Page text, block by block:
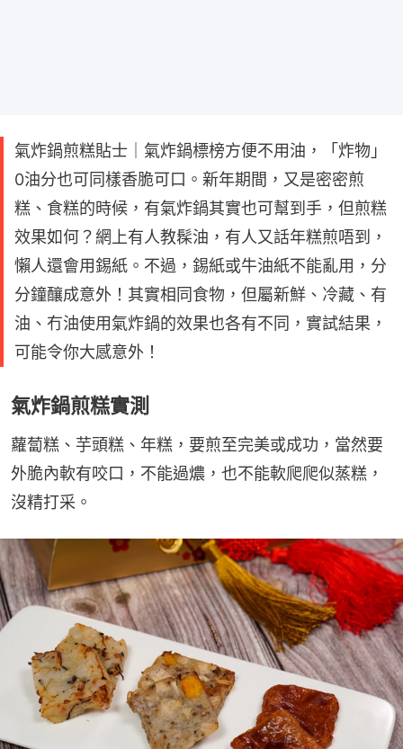
氣炸鍋煎糕貼士｜氣炸鍋標榜方便不用油，「炸物」
0油分也可同樣香脆可口。新年期間，又是密密煎
糕、食糕的時候，有氣炸鍋其實也可幫到手，但煎糕
效果如何？網上有人教髹油，有人又話年糕煎唔到，
懶人還會用錫紙。不過，錫紙或牛油紙不能亂用，分
分鐘釀成意外！其實相同食物，但屬新鮮、冷藏、有
油、冇油使用氣炸鍋的效果也各有不同，實試結果，
可能令你大感意外！
氣炸鍋煎糕實測
蘿蔔糕、芋頭糕、年糕，要煎至完美或成功，當然要
外脆內軟有咬口，不能過燶，也不能軟爬爬似蒸糕，
沒精打采。